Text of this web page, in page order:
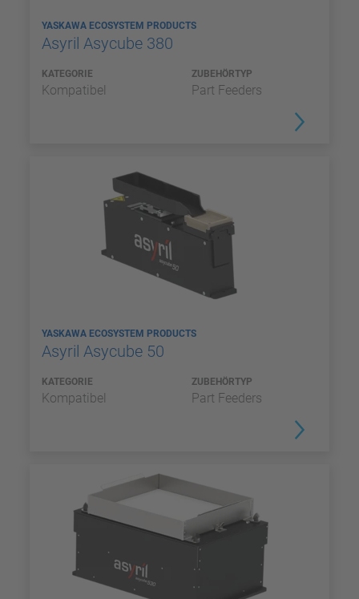
YASKAWA ECOSYSTEM PRODUCTS
Asyril Asycube 380
KATEGORIE
Kompatibel
ZUBEHÖRTYP
Part Feeders
YASKAWA ECOSYSTEM PRODUCTS
Asyril Asycube 50
KATEGORIE
Kompatibel
ZUBEHÖRTYP
Part Feeders